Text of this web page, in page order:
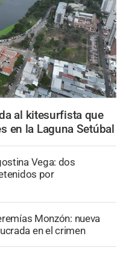
al kitesurfista que
en la Laguna Setúbal
Vega: dos
por
Monzón: nueva
en el crimen